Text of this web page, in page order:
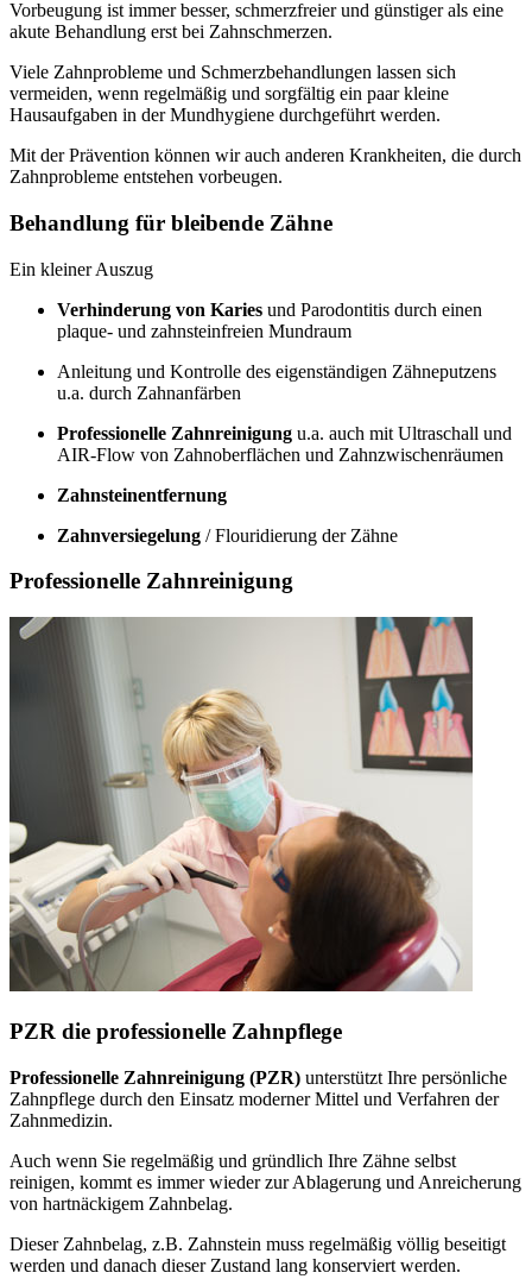
Vorbeugung ist immer besser, schmerzfreier und günstiger als eine
akute Behandlung erst bei Zahnschmerzen.
Viele Zahnprobleme und Schmerzbehandlungen lassen sich
vermeiden, wenn regelmäßig und sorgfältig ein paar kleine
Hausaufgaben in der Mundhygiene durchgeführt werden.
Mit der Prävention können wir auch anderen Krankheiten, die durch
Zahnprobleme entstehen vorbeugen.
Behandlung für bleibende Zähne
Ein kleiner Auszug
Verhinderung von Karies und Parodontitis durch einen
plaque- und zahnsteinfreien Mundraum
Anleitung und Kontrolle des eigenständigen Zähneputzens
u.a. durch Zahnanfärben
Professionelle Zahnreinigung u.a. auch mit Ultraschall und
AIR-Flow von Zahnoberflächen und Zahnzwischenräumen
Zahnsteinentfernung
Zahnversiegelung / Flouridierung der Zähne
Professionelle Zahnreinigung
PZR die professionelle Zahnpflege
Professionelle Zahnreinigung (PZR) unterstützt Ihre persönliche
Zahnpflege durch den Einsatz moderner Mittel und Verfahren der
Zahnmedizin.
Auch wenn Sie regelmäßig und gründlich Ihre Zähne selbst
reinigen, kommt es immer wieder zur Ablagerung und Anreicherung
von hartnäckigem Zahnbelag.
Dieser Zahnbelag, z.B. Zahnstein muss regelmäßig völlig beseitigt
werden und danach dieser Zustand lang konserviert werden.